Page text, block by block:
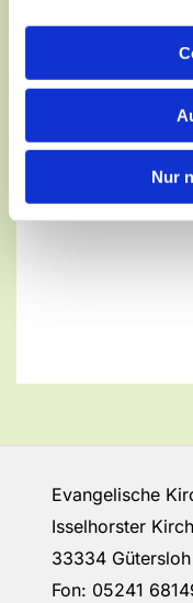
Nur
Evangelische
Isselhorster
33334 Gütersloh
Fon: 05241